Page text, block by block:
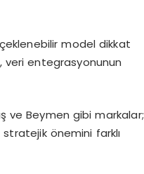
model dikkat
veri entegrasyonunun
ve Beymen gibi markalar;
önemini farklı